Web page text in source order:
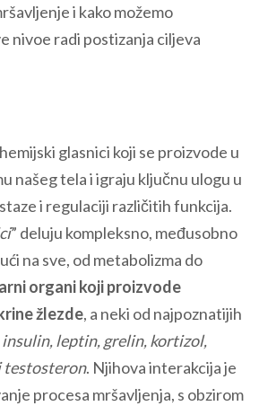
i kako možemo
nivoe radi postizanja ciljeva
glasnici koji se proizvode u
našeg tela i igraju ključnu ulogu u
i regulaciji različitih funkcija.
” deluju kompleksno, međusobno
na sve, od metabolizma do
organi koji proizvode
žlezde, a neki od najpoznatijih
insulin, leptin, grelin, kortizol,
testosteron. Njihova interakcija je
procesa mršavljenja, s obzirom